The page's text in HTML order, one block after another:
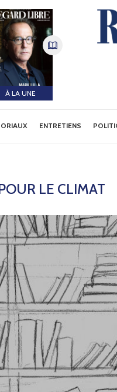
À LA UNE
ENTRETIENS
LE CLIMAT